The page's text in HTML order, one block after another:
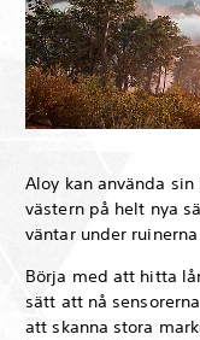
Aloy kan använda
västern på helt nya
väntar under
Börja med att hitta
sätt att nå
att skanna stora